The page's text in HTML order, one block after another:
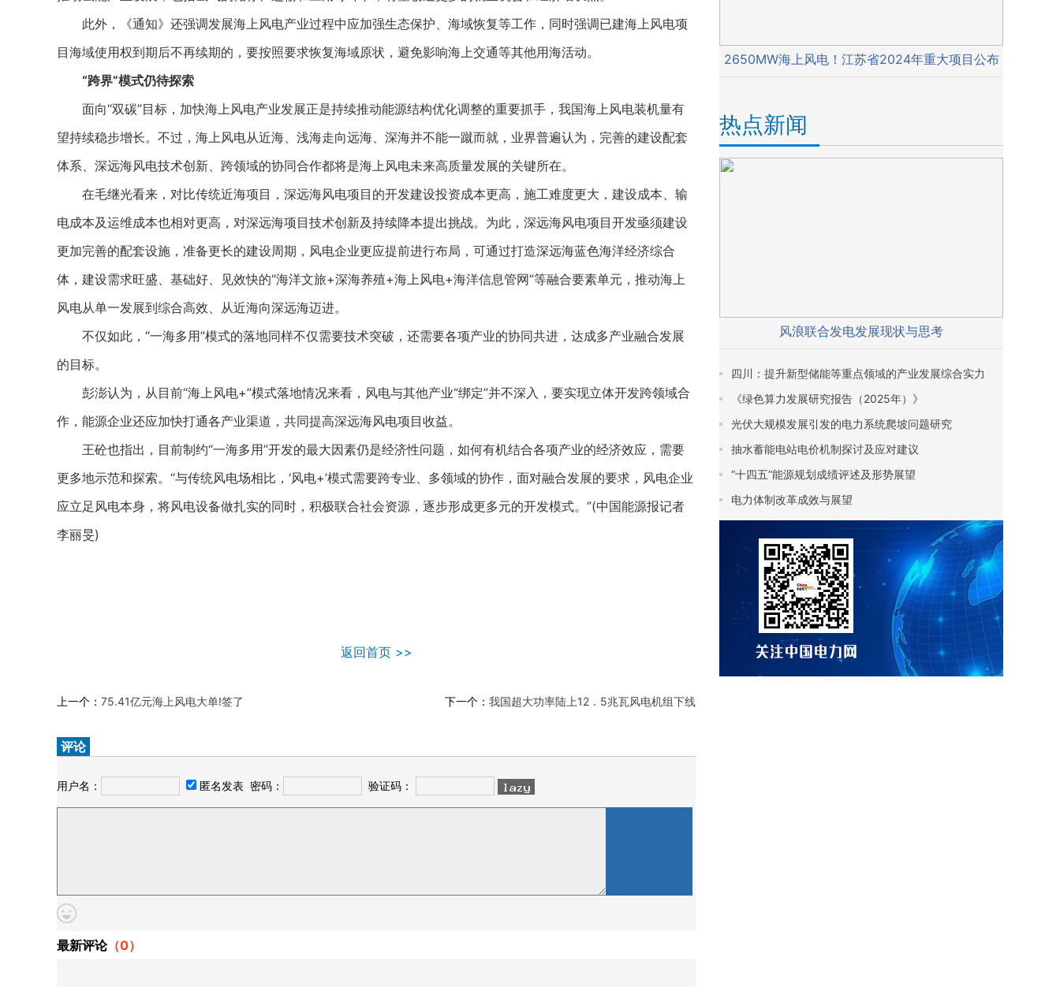
此外，《通知》还强调发展海上风电产业过程中应加强生态保护、海域恢复等工作，同时强调已建海上风电项
目海域使用权到期后不再续期的，要按照要求恢复海域原状，避免影响海上交通等其他用海活动。
“跨界”模式仍待探索
面向“双碳”目标，加快海上风电产业发展正是持续推动能源结构优化调整的重要抓手，我国海上风电装机量有
望持续稳步增长。不过，海上风电从近海、浅海走向远海、深海并不能一蹴而就，业界普遍认为，完善的建设配套
体系、深远海风电技术创新、跨领域的协同合作都将是海上风电未来高质量发展的关键所在。
在毛继光看来，对比传统近海项目，深远海风电项目的开发建设投资成本更高，施工难度更大，建设成本、输
电成本及运维成本也相对更高，对深远海项目技术创新及持续降本提出挑战。为此，深远海风电项目开发亟须建设
更加完善的配套设施，准备更长的建设周期，风电企业更应提前进行布局，可通过打造深远海蓝色海洋经济综合
体，建设需求旺盛、基础好、见效快的“海洋文旅+深海养殖+海上风电+海洋信息管网”等融合要素单元，推动海上
风电从单一发展到综合高效、从近海向深远海迈进。
不仅如此，“一海多用”模式的落地同样不仅需要技术突破，还需要各项产业的协同共进，达成多产业融合发展
的目标。
彭澎认为，从目前“海上风电+”模式落地情况来看，风电与其他产业“绑定”并不深入，要实现立体开发跨领域合
作，能源企业还应加快打通各产业渠道，共同提高深远海风电项目收益。
王砼也指出，目前制约“一海多用”开发的最大因素仍是经济性问题，如何有机结合各项产业的经济效应，需要
更多地示范和探索。“与传统风电场相比，‘风电+’模式需要跨专业、多领域的协作，面对融合发展的要求，风电企业
应立足风电本身，将风电设备做扎实的同时，积极联合社会资源，逐步形成更多元的开发模式。”(中国能源报记者
李丽旻)
返回首页 >>
上一个： 75.41亿元海上风电大单!签了 下一个： 我国超大功率陆上12．5兆瓦风电机组下线
评论
用户名： 匿名发表 密码： 验证码：
最新评论（0）
2650MW海上风电！江苏省2024年重大项目公布
热点新闻
风浪联合发电发展现状与思考
四川：提升新型储能等重点领域的产业发展综合实力
《绿色算力发展研究报告（2025年）》
光伏大规模发展引发的电力系统爬坡问题研究
抽水蓄能电站电价机制探讨及应对建议
“十四五”能源规划成绩评述及形势展望
电力体制改革成效与展望